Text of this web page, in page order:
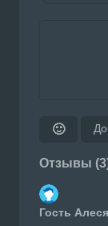
🙂
Отзывы
Гость Алеся